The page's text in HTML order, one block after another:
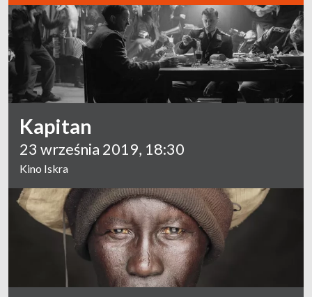
Kapitan
23 września 2019, 18:30
Kino Iskra